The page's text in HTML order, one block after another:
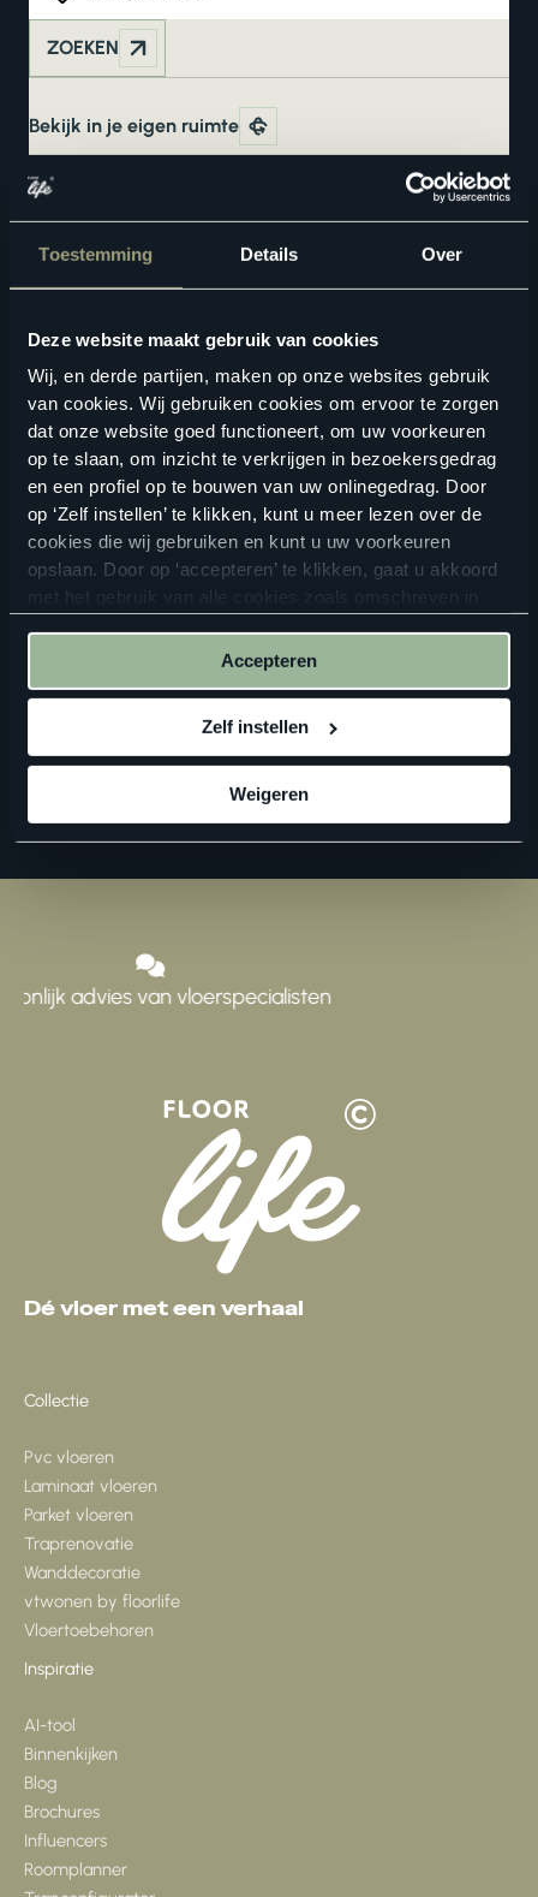
Toestemming Details Over
Deze website maakt gebruik van cookies
Wij, en derde partijen, maken op onze websites gebruik
van cookies. Wij gebruiken cookies om ervoor te zorgen
dat onze website goed functioneert, om uw voorkeuren
op te slaan, om inzicht te verkrijgen in bezoekersgedrag
en een profiel op te bouwen van uw onlinegedrag. Door
op ‘Zelf instellen’ te klikken, kunt u meer lezen over de
cookies die wij gebruiken en kunt u uw voorkeuren
opslaan. Door op ‘accepteren’ te klikken, gaat u akkoord
met het gebruik van alle cookies zoals omschreven in
Accepteren
Zelf instellen
Weigeren
ZOEKEN
Bekijk in je eigen ruimte
Product kenmerken
Meer veiligheid dankzij een anti-slip laag
Vind een verkooppunt in de buurt
ZOEKEN
Verantwoord
Dé vloer met een verhaal
Collectie
Pvc vloeren
Laminaat vloeren
Parket vloeren
Traprenovatie
Wanddecoratie
vtwonen by floorlife
Vloertoebehoren
Inspiratie
AI-tool
Binnenkijken
Blog
Brochures
Influencers
Roomplanner